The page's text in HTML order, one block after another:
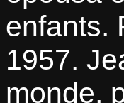
enfants.
1957.
monde,